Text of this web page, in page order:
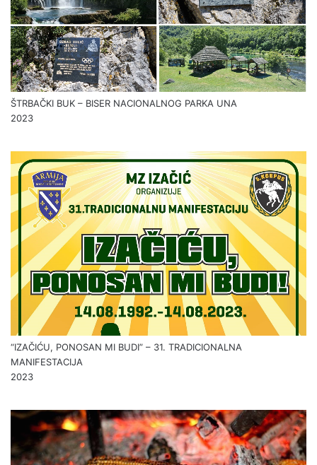
Marinko Majdandžić: Pjesma “Bosanska” za sve normalne ljude –
“Moja majka tamo spava, moj se otac…”
2024
ŠTRBAČKI BUK – BISER NACIONALNOG PARKA UNA
2023